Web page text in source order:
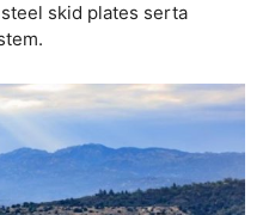
skid plates serta